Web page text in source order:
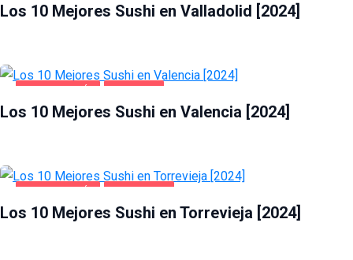
Los 10 Mejores Sushi en Valladolid [2024]
Los 10 Mejores Sushi en Valencia [2024]
Los 10 Mejores Sushi en Torrevieja [2024]